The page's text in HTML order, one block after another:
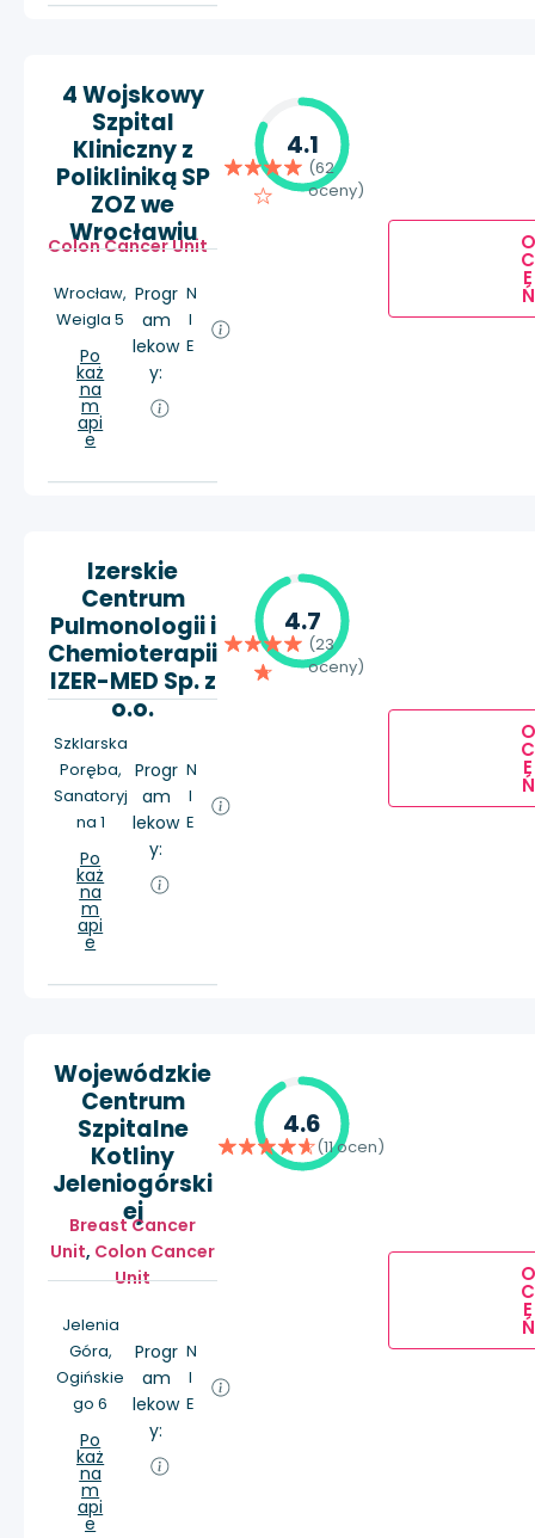
4 Wojskowy
Szpital
Kliniczny z
Polikliniką SP
ZOZ we
Wrocławiu
Colon Cancer Unit
Wrocław,
Weigla 5
Po
każ
na
m
api
e
Progr
am
lekow
y:
N
I
E
4.1
(62
oceny)
O
C
E
Ń
Izerskie
Centrum
Pulmonologii i
Chemioterapii
IZER-MED Sp. z
o.o.
Szklarska
Poręba,
Sanatoryj
na 1
Po
każ
na
m
api
e
Progr
am
lekow
y:
N
I
E
4.7
(23
oceny)
O
C
E
Ń
Wojewódzkie
Centrum
Szpitalne
Kotliny
Jeleniogórski
ej
Breast Cancer
Unit, Colon Cancer
Unit
Jelenia
Góra,
Ogińskie
go 6
Po
każ
na
m
api
e
Progr
am
lekow
y:
N
I
E
4.6
(11 ocen)
O
C
E
Ń